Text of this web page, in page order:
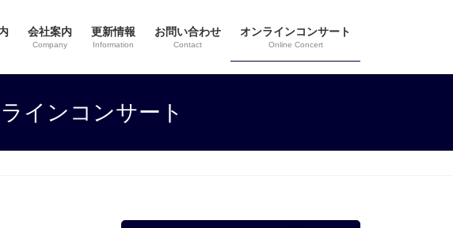
会社案内
Company
更新情報
Information
お問い合わせ
Contact
オンラインコンサート
Online Concert
インコンサート